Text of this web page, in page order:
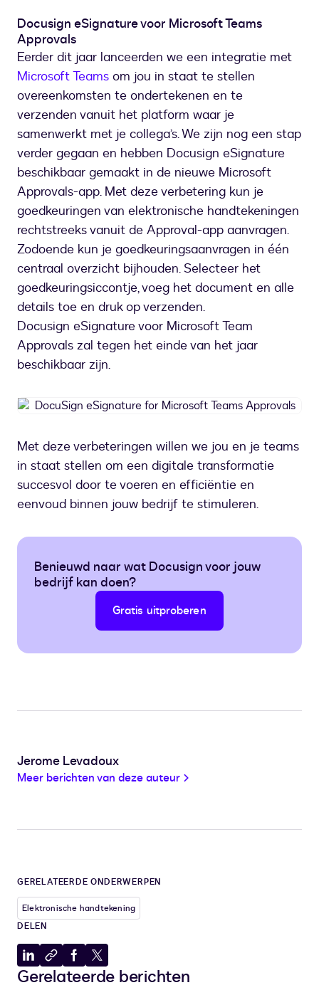
DocuSign
Docusign eSignature voor Microsoft Teams
Approvals
Eerder dit jaar lanceerden we een integratie met
Microsoft Teams om jou in staat te stellen
overeenkomsten te ondertekenen en te
verzenden vanuit het platform waar je
samenwerkt met je collega’s. We zijn nog een stap
verder gegaan en hebben Docusign eSignature
beschikbaar gemaakt in de nieuwe Microsoft
Approvals-app. Met deze verbetering kun je
goedkeuringen van elektronische handtekeningen
rechtstreeks vanuit de Approval-app aanvragen.
Zodoende kun je goedkeuringsaanvragen in één
centraal overzicht bijhouden. Selecteer het
goedkeuringsiccontje, voeg het document en alle
details toe en druk op verzenden.
Docusign eSignature voor Microsoft Team
Approvals zal tegen het einde van het jaar
beschikbaar zijn.
DocuSign
Microsoft
Teams
Approvals
Met deze verbeteringen willen we jou en je teams
in staat stellen om een digitale transformatie
succesvol door te voeren en efficiëntie en
eenvoud binnen jouw bedrijf te stimuleren.
Benieuwd naar wat Docusign voor jouw
bedrijf kan doen?
Gratis uitproberen
Jerome Levadoux
Meer berichten van deze auteur
GERELATEERDE ONDERWERPEN
Elektronische handtekening
DELEN
Delen
op
Kopiëren
naar
Delen
op
Delen
op
Gerelateerde berichten